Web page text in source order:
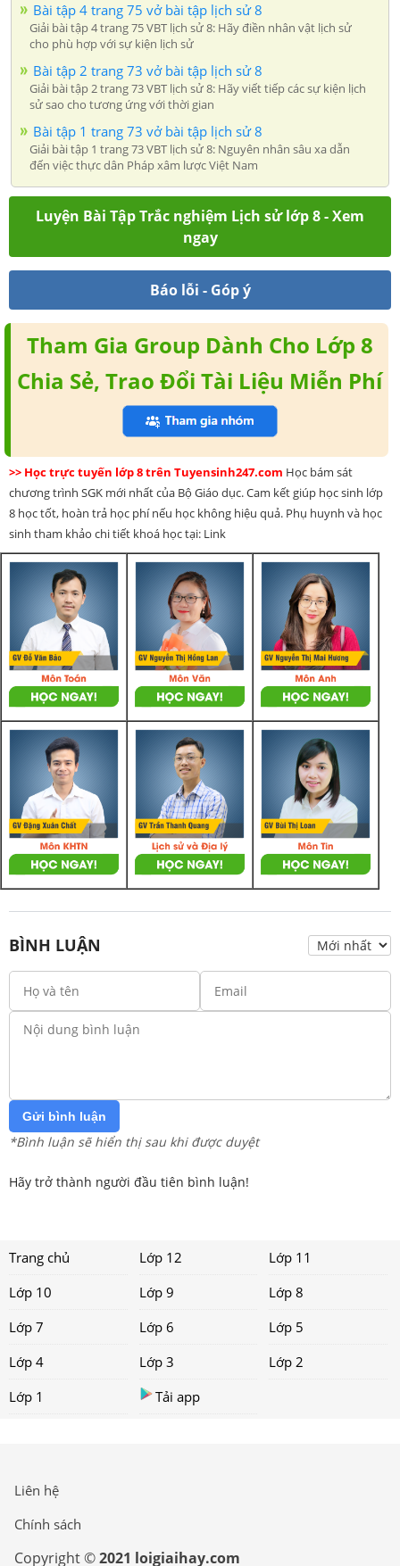
Bài tập 4 trang 75 vở bài tập lịch sử 8
Giải bài tập 4 trang 75 VBT lịch sử 8: Hãy điền nhân vật lịch sử
cho phù hợp với sự kiện lịch sử
Bài tập 2 trang 73 vở bài tập lịch sử 8
Giải bài tập 2 trang 73 VBT lịch sử 8: Hãy viết tiếp các sự kiện lịch
sử sao cho tương ứng với thời gian
Bài tập 1 trang 73 vở bài tập lịch sử 8
Giải bài tập 1 trang 73 VBT lịch sử 8: Nguyên nhân sâu xa dẫn
đến việc thực dân Pháp xâm lược Việt Nam
Luyện Bài Tập Trắc nghiệm Lịch sử lớp 8 - Xem
ngay
Báo lỗi - Góp ý
Tham Gia Group Dành Cho Lớp 8
Chia Sẻ, Trao Đổi Tài Liệu Miễn Phí
>> Học trực tuyến lớp 8 trên Tuyensinh247.com Học bám sát
chương trình SGK mới nhất của Bộ Giáo dục. Cam kết giúp học sinh lớp
8 học tốt, hoàn trả học phí nếu học không hiệu quả. Phụ huynh và học
sinh tham khảo chi tiết khoá học tại: Link
BÌNH LUẬN
Gửi bình luận
*Bình luận sẽ hiển thị sau khi được duyệt
Hãy trở thành người đầu tiên bình luận!
Trang chủ Lớp 12
Lớp 11
Lớp 10
Lớp 9
Lớp 8
Lớp 7
Lớp 6
Lớp 5
Lớp 4
Lớp 3
Lớp 2
Lớp 1
Tải app
Liên hệ
Chính sách
Copyright ©2021 loigiaihay.com